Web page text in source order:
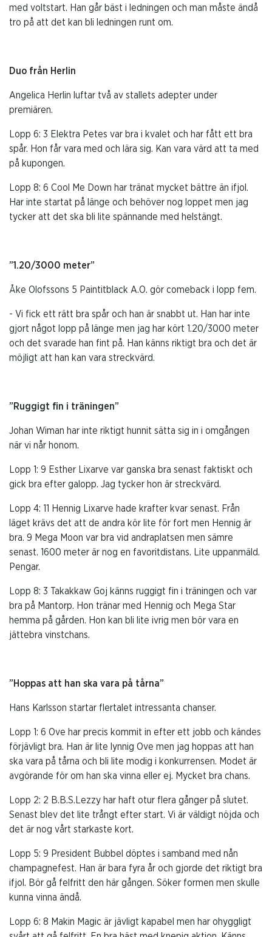
med voltstart. Han går bäst i ledningen och man måste ändå
tro på att det kan bli ledningen runt om.
Duo från Herlin
Angelica Herlin luftar två av stallets adepter under
premiären.
Lopp 6: 3 Elektra Petes var bra i kvalet och har fått ett bra
spår. Hon får vara med och lära sig. Kan vara värd att ta med
på kupongen.
Lopp 8: 6 Cool Me Down har tränat mycket bättre än ifjol.
Har inte startat på länge och behöver nog loppet men jag
tycker att det ska bli lite spännande med helstängt.
”1.20/3000 meter”
Åke Olofssons 5 Paintitblack A.O. gör comeback i lopp fem.
- Vi fick ett rätt bra spår och han är snabbt ut. Han har inte
gjort något lopp på länge men jag har kört 1.20/3000 meter
och det svarade han fint på. Han känns riktigt bra och det är
möjligt att han kan vara streckvärd.
”Ruggigt fin i träningen”
Johan Wiman har inte riktigt hunnit sätta sig in i omgången
när vi når honom.
Lopp 1: 9 Esther Lixarve var ganska bra senast faktiskt och
gick bra efter galopp. Jag tycker hon är streckvärd.
Lopp 4: 11 Hennig Lixarve hade krafter kvar senast. Från
läget krävs det att de andra kör lite för fort men Hennig är
bra. 9 Mega Moon var bra vid andraplatsen men sämre
senast. 1600 meter är nog en favoritdistans. Lite uppanmäld.
Pengar.
Lopp 8: 3 Takakkaw Goj känns ruggigt fin i träningen och var
bra på Mantorp. Hon tränar med Hennig och Mega Star
hemma på gården. Hon kan bli lite ivrig men bör vara en
jättebra vinstchans.
”Hoppas att han ska vara på tårna”
Hans Karlsson startar flertalet intressanta chanser.
Lopp 1: 6 Ove har precis kommit in efter ett jobb och kändes
förjävligt bra. Han är lite lynnig Ove men jag hoppas att han
ska vara på tårna och bli lite modig i konkurrensen. Modet är
avgörande för om han ska vinna eller ej. Mycket bra chans.
Lopp 2: 2 B.B.S.Lezzy har haft otur flera gånger på slutet.
Senast blev det lite trångt efter start. Vi är väldigt nöjda och
det är nog vårt starkaste kort.
Lopp 5: 9 President Bubbel döptes i samband med nån
champagnefest. Han är bara fyra år och gjorde det riktigt bra
ifjol. Bör gå felfritt den här gången. Söker formen men skulle
kunna vinna ändå.
Lopp 6: 8 Makin Magic är jävligt kapabel men har ohyggligt